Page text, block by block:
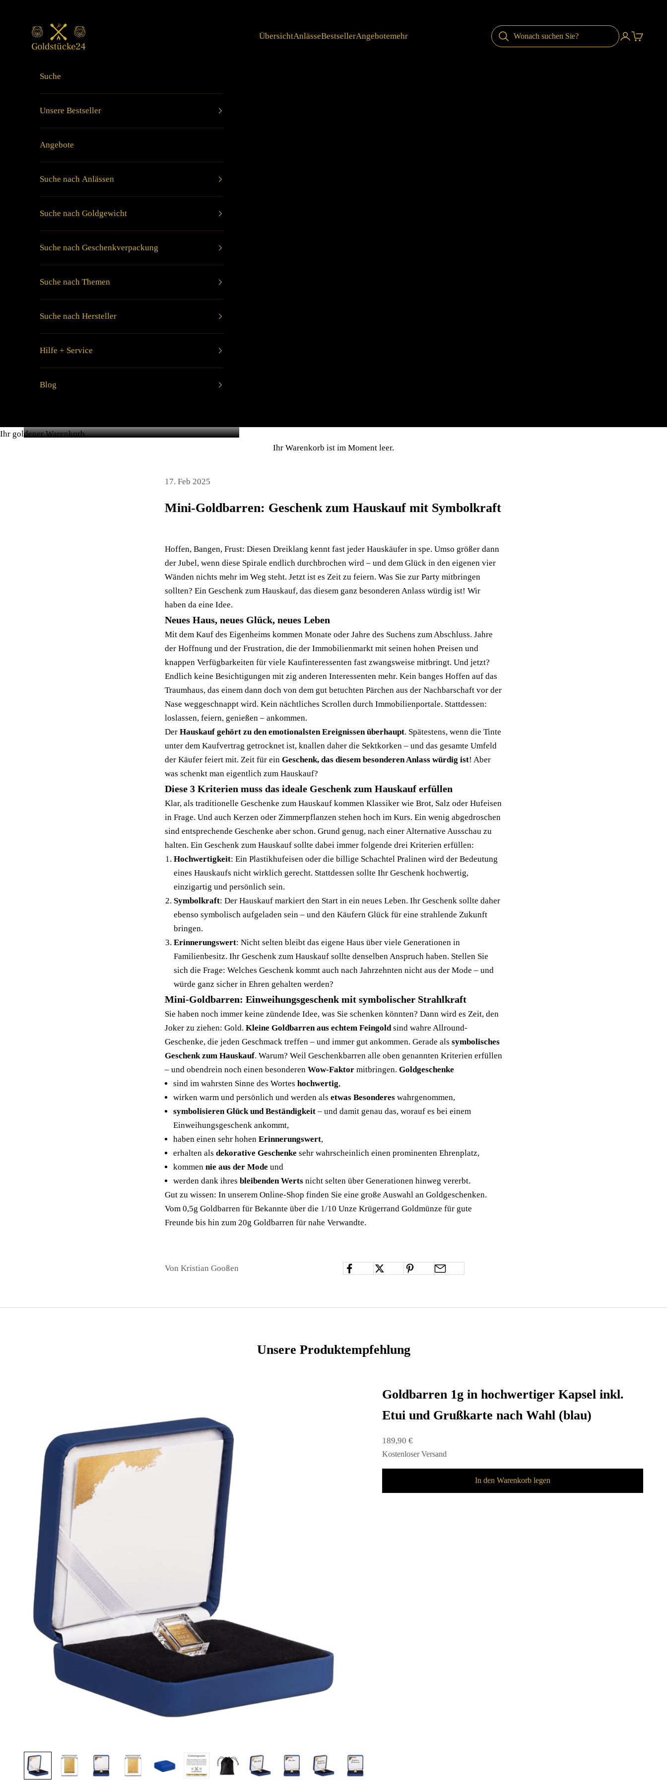
Goldstücke24
ÜbersichtAnlässeBestsellerAngebotemehr Anmelden
Suche
Unsere Bestseller
Angebote
Suche nach Anlässen
Suche nach Goldgewicht
Suche nach Geschenkverpackung
Suche nach Themen
Suche nach Hersteller
Hilfe + Service
Blog
Ihr goldener Warenkorb
Ihr Warenkorb ist im Moment leer.
17. Feb 2025
Mini-Goldbarren: Geschenk zum Hauskauf mit Symbolkraft
Hoffen, Bangen, Frust: Diesen Dreiklang kennt fast jeder Hauskäufer in spe. Umso größer dann
der Jubel, wenn diese Spirale endlich durchbrochen wird – und dem Glück in den eigenen vier
Wänden nichts mehr im Weg steht. Jetzt ist es Zeit zu feiern. Was Sie zur Party mitbringen
sollten? Ein Geschenk zum Hauskauf, das diesem ganz besonderen Anlass würdig ist! Wir
haben da eine Idee.
Neues Haus, neues Glück, neues Leben
Mit dem Kauf des Eigenheims kommen Monate oder Jahre des Suchens zum Abschluss. Jahre
der Hoffnung und der Frustration, die der Immobilienmarkt mit seinen hohen Preisen und
knappen Verfügbarkeiten für viele Kaufinteressenten fast zwangsweise mitbringt. Und jetzt?
Endlich keine Besichtigungen mit zig anderen Interessenten mehr. Kein banges Hoffen auf das
Traumhaus, das einem dann doch von dem gut betuchten Pärchen aus der Nachbarschaft vor der
Nase weggeschnappt wird. Kein nächtliches Scrollen durch Immobilienportale. Stattdessen:
loslassen, feiern, genießen – ankommen.
Der Hauskauf gehört zu den emotionalsten Ereignissen überhaupt. Spätestens, wenn die Tinte
unter dem Kaufvertrag getrocknet ist, knallen daher die Sektkorken – und das gesamte Umfeld
der Käufer feiert mit. Zeit für ein Geschenk, das diesem besonderen Anlass würdig ist! Aber
was schenkt man eigentlich zum Hauskauf?
Diese 3 Kriterien muss das ideale Geschenk zum Hauskauf erfüllen
Klar, als traditionelle Geschenke zum Hauskauf kommen Klassiker wie Brot, Salz oder Hufeisen
in Frage. Und auch Kerzen oder Zimmerpflanzen stehen hoch im Kurs. Ein wenig abgedroschen
sind entsprechende Geschenke aber schon. Grund genug, nach einer Alternative Ausschau zu
halten. Ein Geschenk zum Hauskauf sollte dabei immer folgende drei Kriterien erfüllen:
Hochwertigkeit: Ein Plastikhufeisen oder die billige Schachtel Pralinen wird der Bedeutung
eines Hauskaufs nicht wirklich gerecht. Stattdessen sollte Ihr Geschenk hochwertig,
einzigartig und persönlich sein.
Symbolkraft: Der Hauskauf markiert den Start in ein neues Leben. Ihr Geschenk sollte daher
ebenso symbolisch aufgeladen sein – und den Käufern Glück für eine strahlende Zukunft
bringen.
Erinnerungswert: Nicht selten bleibt das eigene Haus über viele Generationen in
Familienbesitz. Ihr Geschenk zum Hauskauf sollte denselben Anspruch haben. Stellen Sie
sich die Frage: Welches Geschenk kommt auch nach Jahrzehnten nicht aus der Mode – und
würde ganz sicher in Ehren gehalten werden?
Mini-Goldbarren: Einweihungsgeschenk mit symbolischer Strahlkraft
Sie haben noch immer keine zündende Idee, was Sie schenken könnten? Dann wird es Zeit, den
Joker zu ziehen: Gold. Kleine Goldbarren aus echtem Feingoldsind wahre Allround-
Geschenke, die jeden Geschmack treffen – und immer gut ankommen. Gerade als symbolisches
Geschenk zum Hauskauf. Warum? Weil Geschenkbarren alle oben genannten Kriterien erfüllen
– und obendrein noch einen besonderen Wow-Faktor mitbringen. Goldgeschenke
sind im wahrsten Sinne des Wortes hochwertig,
wirken warm und persönlich und werden als etwas Besonderes wahrgenommen,
symbolisieren Glück und Beständigkeit – und damit genau das, worauf es bei einem
Einweihungsgeschenk ankommt,
haben einen sehr hohen Erinnerungswert,
erhalten als dekorative Geschenke sehr wahrscheinlich einen prominenten Ehrenplatz,
kommen nie aus der Mode und
werden dank ihres bleibenden Werts nicht selten über Generationen hinweg vererbt.
Gut zu wissen: In unserem Online-Shop finden Sie eine große Auswahl an Goldgeschenken.
Vom 0,5g Goldbarren für Bekannte über die 1/10 Unze Krügerrand Goldmünze für gute
Freunde bis hin zum 20g Goldbarren für nahe Verwandte.
Von Kristian Gooßen
Unsere Produktempfehlung
Goldbarren 1g in hochwertiger Kapsel inkl.
Etui und Grußkarte nach Wahl (blau)
Angebot
189,90 €
KostenloserVersand
In den Warenkorb legen